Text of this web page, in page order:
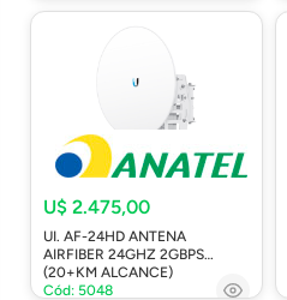
U$ 2.475,00
UI. AF-24HD ANTENA
AIRFIBER 24GHZ 2GBPS
(20+KM ALCANCE)
Cód: 5048